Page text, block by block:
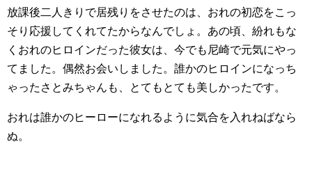
放課後二人きりで居残りをさせたのは、おれの初恋をこっ
そり応援してくれてたからなんでしょ。あの頃、紛れもな
くおれのヒロインだった彼女は、今でも尼崎で元気にやっ
てました。偶然お会いしました。誰かのヒロインになっち
ゃったさとみちゃんも、とてもとても美しかったです。
おれは誰かのヒーローになれるように気合を入れねばなら
ぬ。